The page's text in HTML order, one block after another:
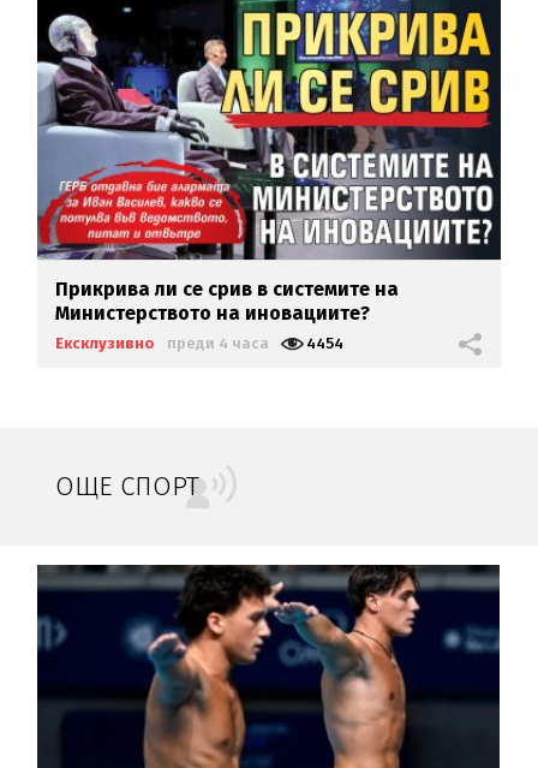
Прикрива ли се срив в системите на
Министерството на иновациите?
Ексклузивно преди 4 часа 4454
ОЩЕ СПОРТ